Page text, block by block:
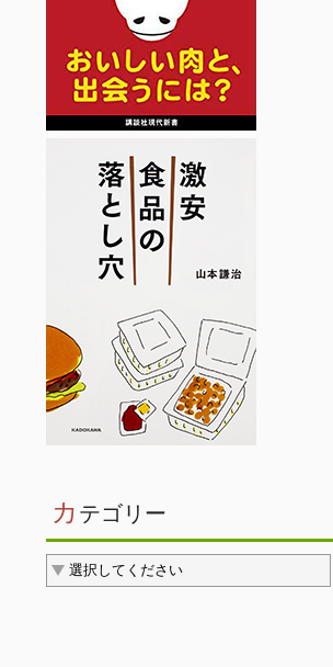
カ テゴリー